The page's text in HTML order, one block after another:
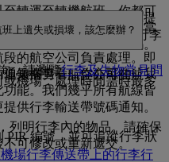
轉運至轉機航班，你都可
看行李何時到達目的地。當
亦可查看行李輸送帶號碼。
知欄查看。你亦可在「我
能。我們幾乎所有航線皆
供行李輸送帶號碼通知。
PIR 編號，並可追蹤行李狀
蹤程序。我們可能要求你提
李清單表格 (BIF)，註明行李
機場，處理時間需時最多
，列明行李內的物品。請確保
可修改或重新遞交。
上遺失或損壞，該怎麼辦？
的航空公司負責處理。即
乘搭另一航空公司的航
，請瀏覽行李及失物常見問
行